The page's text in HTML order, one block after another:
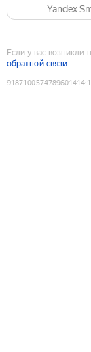
Yandex
Если у вас возникли
обратной связи
9187100574789601414: